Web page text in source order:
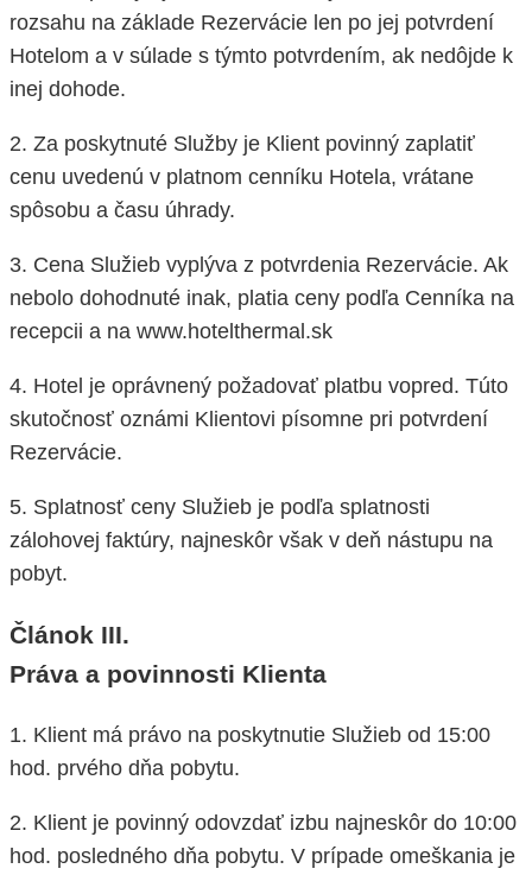
rozsahu na základe Rezervácie len po jej potvrdení
Hotelom a v súlade s týmto potvrdením, ak nedôjde k
inej dohode.
2. Za poskytnuté Služby je Klient povinný zaplatiť
cenu uvedenú v platnom cenníku Hotela, vrátane
spôsobu a času úhrady.
3. Cena Služieb vyplýva z potvrdenia Rezervácie. Ak
nebolo dohodnuté inak, platia ceny podľa Cenníka na
recepcii a na www.hotelthermal.sk
4. Hotel je oprávnený požadovať platbu vopred. Túto
skutočnosť oznámi Klientovi písomne pri potvrdení
Rezervácie.
5. Splatnosť ceny Služieb je podľa splatnosti
zálohovej faktúry, najneskôr však v deň nástupu na
pobyt.
Článok III.
Práva a povinnosti Klienta
1. Klient má právo na poskytnutie Služieb od 15:00
hod. prvého dňa pobytu.
2. Klient je povinný odovzdať izbu najneskôr do 10:00
hod. posledného dňa pobytu. V prípade omeškania je